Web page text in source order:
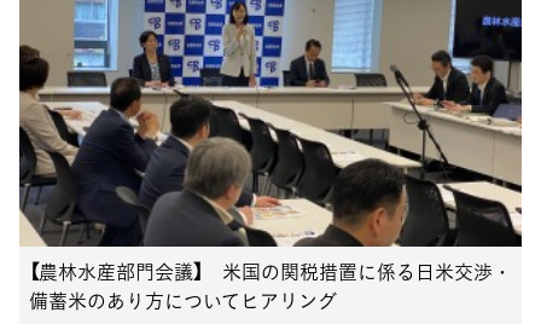
【農林水産部門会議】 米国の関税措置に係る日米交渉・
備蓄米のあり方についてヒアリング